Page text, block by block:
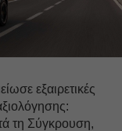
εξαιρετικές
τη Σύγκρουση,